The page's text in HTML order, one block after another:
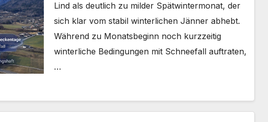
Lind als deutlich zu milder Spätwintermonat, der
sich klar vom stabil winterlichen Jänner abhebt.
Während zu Monatsbeginn noch kurzzeitig
winterliche Bedingungen mit Schneefall auftraten,
…